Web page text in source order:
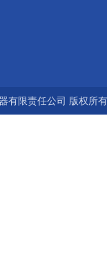
有限责任公司 版权所